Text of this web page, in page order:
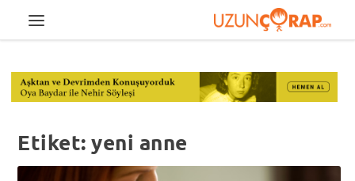
Etiket:yeni anne